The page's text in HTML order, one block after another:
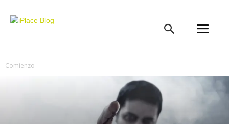
Comienzo